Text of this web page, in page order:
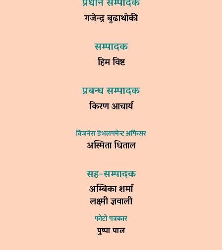
गजेन्द्र बुढाथोकी
सम्पादक
हिम विष्ट
प्रबन्ध सम्पादक
किरण आचार्य
विजनेस डेभलपमेन्ट अफिसर
अस्मिता धिताल
सह–सम्पादक
अम्बिका शर्मा
लक्ष्मी ज्ञवाली
फोटो पत्रकार
पुष्पा पाल